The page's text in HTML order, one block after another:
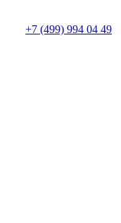
+7 (499) 994 04 49